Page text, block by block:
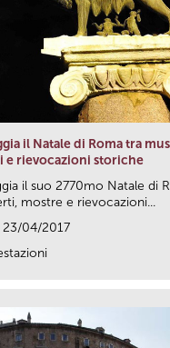
il Natale di Roma tra
e rievocazioni storiche
il suo 2770mo Natale di
mostre e rievocazioni...
04/2017